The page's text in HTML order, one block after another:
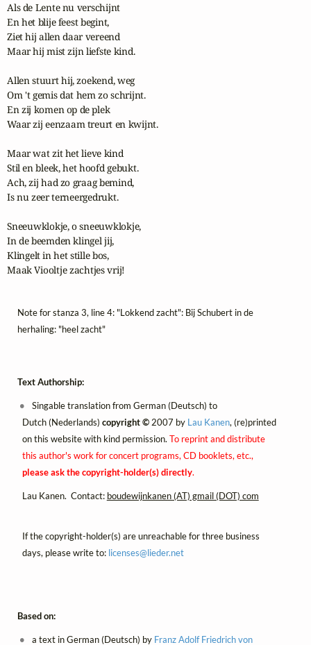
Als de Lente nu verschijnt
En het blije feest begint,
Ziet hij allen daar vereend
Maar hij mist zijn liefste kind.
Allen stuurt hij, zoekend, weg
Om 't gemis dat hem zo schrijnt.
En zij komen op de plek
Waar zij eenzaam treurt en kwijnt.
Maar wat zit het lieve kind
Stil en bleek, het hoofd gebukt.
Ach, zij had zo graag bemind,
Is nu zeer terneergedrukt.
Sneeuwklokje, o sneeuwklokje,
In de beemden klingel jij,
Klingelt in het stille bos,
Maak Viooltje zachtjes vrij!
Note for stanza 3, line 4: "Lokkend zacht": Bij Schubert in de
herhaling: "heel zacht"
Text Authorship:
Singable translation from German (Deutsch) to
Dutch (Nederlands) copyright ©2007 by Lau Kanen, (re)printed
on this website with kind permission. To reprint and distribute
this author's work for concert programs, CD booklets, etc.,
please ask the copyright-holder(s) directly.
Lau Kanen. Contact: boudewijnkanen (AT) gmail (DOT) com
If the copyright-holder(s) are unreachable for three business
days, please write to: licenses@lieder.net
Based on:
a text in German (Deutsch) by Franz Adolf Friedrich von